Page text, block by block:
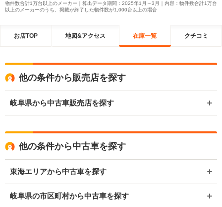
物件数合計1万台以上のメーカー｜算出データ期間：2025年1月～3月｜内容：物件数合計1万台
以上のメーカーのうち、掲載が終了した物件数が1,000台以上の場合
お店TOP 地図&アクセス 在庫一覧 クチコミ
他の条件から販売店を探す
岐阜県から中古車販売店を探す
他の条件から中古車を探す
東海エリアから中古車を探す
岐阜県の市区町村から中古車を探す